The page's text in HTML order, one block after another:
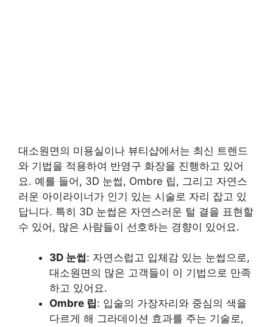
대소원면의 미용실이나 뷰티샵에서는 최신 트렌드
와 기법을 적용하여 반영구 화장을 진행하고 있어
요. 예를 들어, 3D 눈썹, Ombre 립, 그리고 자연스
러운 아이라이너가 인기 있는 시술로 자리 잡고 있
답니다. 특히 3D 눈썹은 자연스러운 털 결을 표현할
수 있어, 많은 사람들이 선호하는 경향이 있어요.
3D 눈썹 : 자연스럽고 입체감 있는 눈썹으로,
대소원면의 많은 고객들이 이 기법으로 만족
하고 있어요.
Ombre 립: 입술의 가장자리와 중심의 색을
다르게 해 그라데이션 효과를 주는 기술로,